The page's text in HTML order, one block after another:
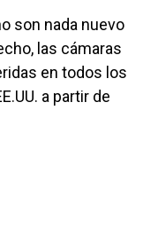
son nada nuevo
las cámaras
en todos los
a partir de